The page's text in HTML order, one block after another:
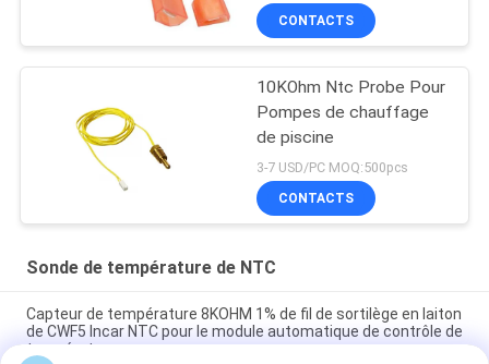
CONTACTS
10KOhm Ntc Probe Pour
Pompes de chauffage
de piscine
3-7 USD/PC MOQ:500pcs
CONTACTS
Sonde de température de NTC
Capteur de température 8KOHM 1% de fil de sortilège en laiton
de CWF5 Incar NTC pour le module automatique de contrôle de
température